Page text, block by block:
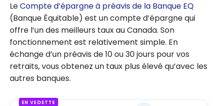
LeCompte d’épargne à préavis de la Banque EQ
(Banque Équitable) est un compte d’épargne qui
offre l’un des meilleurs taux au Canada. Son
fonctionnement est relativement simple. En
échange d’un préavis de 10 ou 30 jours pour vos
retraits, vous obtenez un taux plus élevé qu’avec les
autres banques.
EN VEDETTE